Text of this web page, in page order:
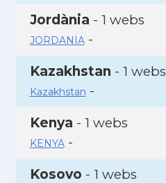
Jordània - 1 webs
JORDANIA-
Kazakhstan - 1 webs
Kazakhstan -
Kenya - 1 webs
KENYA-
Kosovo - 1 webs